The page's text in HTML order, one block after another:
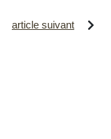
article suivant